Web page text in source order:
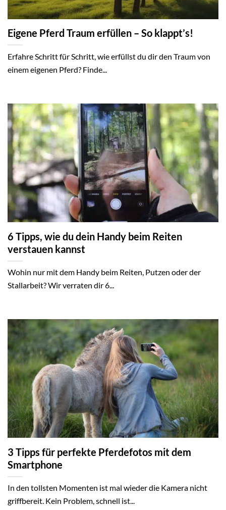
Eigene Pferd Traum erfüllen – So klappt’s!
Erfahre Schritt für Schritt, wie erfüllst du dir den Traum von
einem eigenen Pferd? Finde...
6 Tipps, wie du dein Handy beim Reiten
verstauen kannst
Wohin nur mit dem Handy beim Reiten, Putzen oder der
Stallarbeit? Wir verraten dir 6...
3 Tipps für perfekte Pferdefotos mit dem
Smartphone
In den tollsten Momenten ist mal wieder die Kamera nicht
griffbereit. Kein Problem, schnell ist...